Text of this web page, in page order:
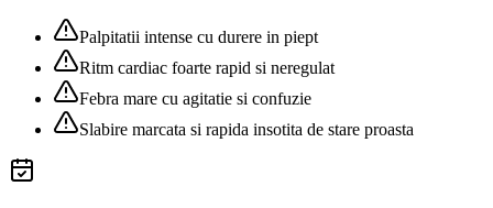
Palpitatii intense cu durere in piept
Ritm cardiac foarte rapid si neregulat
Febra mare cu agitatie si confuzie
Slabire marcata si rapida insotita de stare proasta